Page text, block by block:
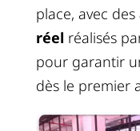
place, avec des
réel réalisés
pour garantir
dès le premier